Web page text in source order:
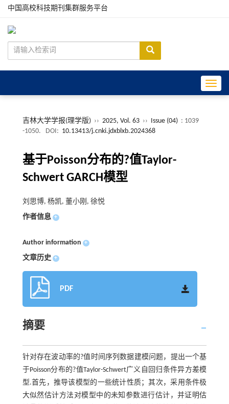
中国高校科技期刊集群服务平台
吉林大学学报(理学版) ›› 2025, Vol. 63 ›› Issue (04) : 1039
-1050.
DOI: 10.13413/j.cnki.jdxblxb.2024368
基于Poisson分布的?值Taylor-
Schwert GARCH模型
刘思博, 杨凯, 董小刚, 徐悦
作者信息 +
Author information +
文章历史 +
PDF
摘要
针对存在波动率的?值时间序列数据建模问题，提出一个基
于Poisson分布的?值Taylor-Schwert广义自回归条件异方差模
型.首先，推导该模型的一些统计性质；其次，采用条件极
大似然估计方法对模型中的未知参数进行估计，并证明估